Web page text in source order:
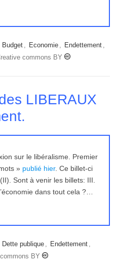
Budget , Economie , Endettement ,
commons BY
LIBERAUX
sur le libéralisme. Premier
» publié hier. Ce billet-ci
Sont à venir les billets: III.
dans tout cela ?…
Dette publique , Endettement ,
BY